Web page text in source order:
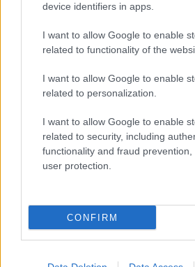
device identifiers in apps.
I want to allow Google to enable
related to functionality of the
I want to allow Google to enable
related to personalization.
I want to allow Google to enable
related to security, including
functionality and fraud
user protection.
CONFIRM
Hírlevél
Adja meg keresztnevét:
meg e-mail címét:
Nem szeretne lemaradni semmiről? Csak egy